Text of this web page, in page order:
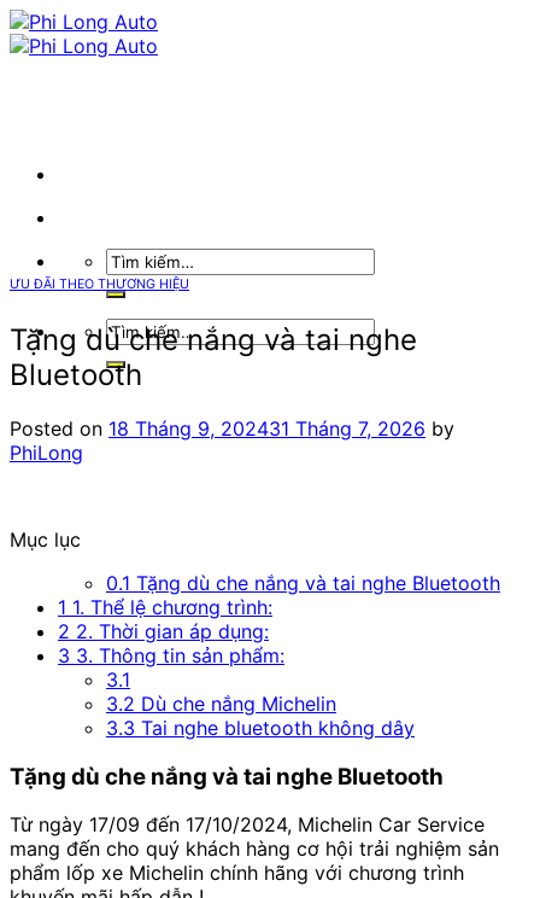
Skip
to
Tìm
kiếm:
Tìm
kiếm:
ƯU ĐÃI THEO THƯƠNG HIỆU
Tặng dù che nắng và tai nghe
Bluetooth
Posted on 18 Tháng 9, 202431 Tháng 7, 2026 by
PhiLong
Mục lục
0.1 Tặng dù che nắng và tai nghe Bluetooth
1 1. Thể lệ chương trình:
2 2. Thời gian áp dụng:
3 3. Thông tin sản phẩm:
3.1
3.2 Dù che nắng Michelin
3.3 Tai nghe bluetooth không dây
Tặng dù che nắng và tai nghe Bluetooth
Từ ngày 17/09 đến 17/10/2024, Michelin Car Service
mang đến cho quý khách hàng cơ hội trải nghiệm sản
phẩm lốp xe Michelin chính hãng với chương trình